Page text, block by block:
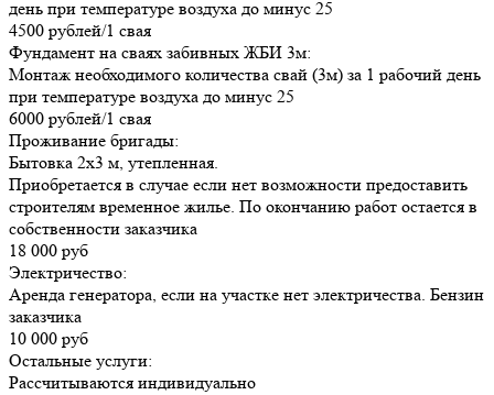
день при температуре воздуха до минус 25
4500 рублей/1 свая
Фундамент на сваях забивных ЖБИ 3м:
Монтаж необходимого количества свай (3м) за 1 рабочий день
при температуре воздуха до минус 25
6000 рублей/1 свая
Проживание бригады:
Бытовка 2х3 м, утепленная.
Приобретается в случае если нет возможности предоставить
строителям временное жилье. По окончанию работ остается в
собственности заказчика
18 000 руб
Электричество:
Аренда генератора, если на участке нет электричества. Бензин
заказчика
10 000 руб
Остальные услуги:
Рассчитываются индивидуально